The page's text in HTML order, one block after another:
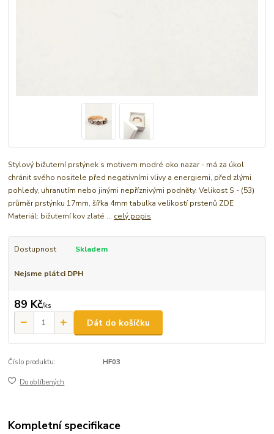
Stylový bižuterní prstýnek s motivem modré oko nazar - má za úkol
chránit svého nositele před negativními vlivy a energiemi, před zlými
pohledy, uhranutím nebo jinými nepříznivými podněty. Velikost S - (53)
průměr prstýnku 17mm, šířka 4mm tabulka velikostí prstenů ZDE
Materiál: bižuterní kov zlaté ... celý popis
Dostupnost Skladem
Nejsme plátci DPH
89 Kč/ks
Dát do košíčku
Číslo produktu: HF03
Do oblíbených
Kompletní specifikace